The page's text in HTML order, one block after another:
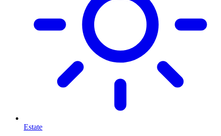
Estate